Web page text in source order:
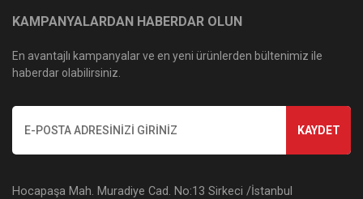
KAMPANYALARDAN HABERDAR OLUN
En avantajlı kampanyalar ve en yeni ürünlerden bültenimiz ile
haberdar olabilirsiniz.
KAYDET
Hocapaşa Mah. Muradiye Cad. No:13 Sirkeci /İstanbul